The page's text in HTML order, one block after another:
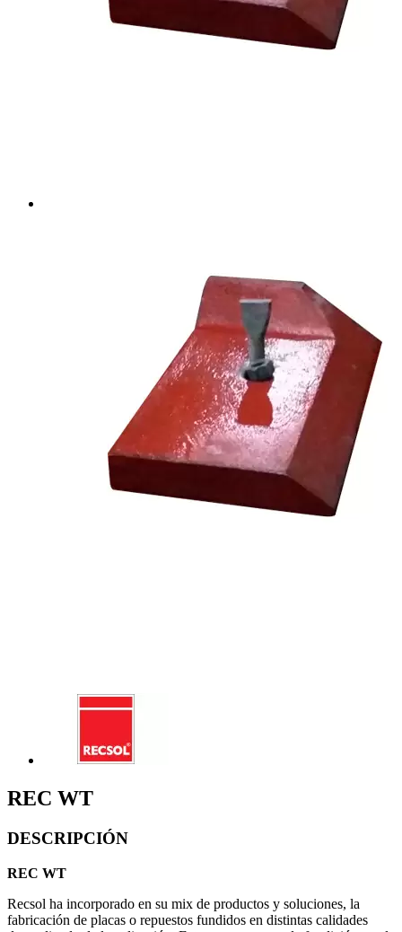
REC WT
DESCRIPCIÓN
REC WT
Recsol ha incorporado en su mix de productos y soluciones, la
fabricación de placas o repuestos fundidos en distintas calidades